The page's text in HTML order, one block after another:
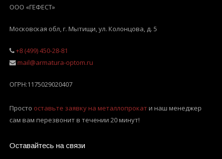
ООО «ГЕФЕСТ»
Московская обл, г. Мытищи,ул. Колонцова, д. 5
+8 (499) 450-28-81
mail@armatura-optom.ru
ОГРН:1175029020407
Просто оставьте заявку на металлопрокати наш менеджер
сам вам перезвонит в течении 20 минут!
Оставайтесь на связи